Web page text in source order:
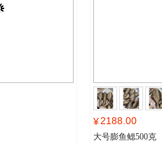
¥2188.00
大号膨鱼鳃500克